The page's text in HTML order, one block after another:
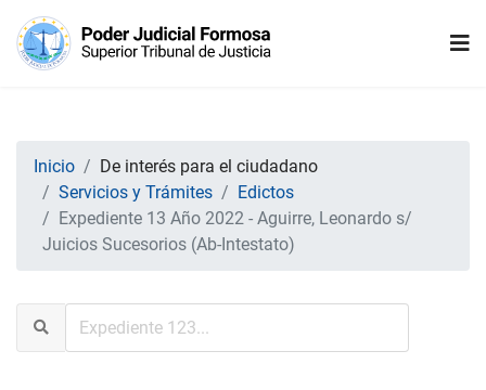
Inicio
De interés para el ciudadano
Servicios y Trámites
Edictos
Expediente 13 Año 2022 - Aguirre, Leonardo s/
Juicios Sucesorios (Ab-Intestato)